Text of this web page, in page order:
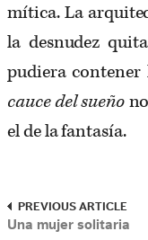
mítica. La
la desnudez
pudiera
cauce del sueño
el de la fantasía.
PREVIOUS ARTICLE
Una mujer solitaria